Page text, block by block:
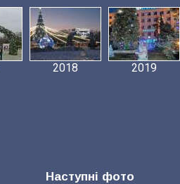
2018 2019
Наступні фото